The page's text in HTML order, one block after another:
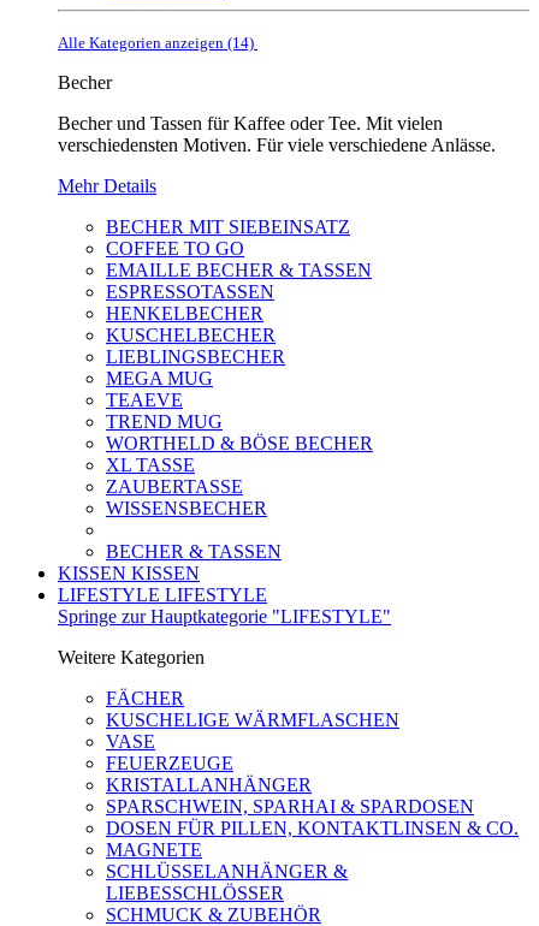
Alle Kategorien anzeigen (14)
Becher
Becher und Tassen für Kaffee oder Tee. Mit vielen
verschiedensten Motiven. Für viele verschiedene Anlässe.
Mehr Details
BECHER MIT SIEBEINSATZ
COFFEE TO GO
EMAILLE BECHER & TASSEN
ESPRESSOTASSEN
HENKELBECHER
KUSCHELBECHER
LIEBLINGSBECHER
MEGA MUG
TEAEVE
TREND MUG
WORTHELD & BÖSE BECHER
XL TASSE
ZAUBERTASSE
WISSENSBECHER
BECHER & TASSEN
KISSEN KISSEN
LIFESTYLE LIFESTYLE
Springe zur Hauptkategorie "LIFESTYLE"
Weitere Kategorien
FÄCHER
KUSCHELIGE WÄRMFLASCHEN
VASE
FEUERZEUGE
KRISTALLANHÄNGER
SPARSCHWEIN, SPARHAI & SPARDOSEN
DOSEN FÜR PILLEN, KONTAKTLINSEN & CO.
MAGNETE
SCHLÜSSELANHÄNGER &
LIEBESSCHLÖSSER
SCHMUCK & ZUBEHÖR